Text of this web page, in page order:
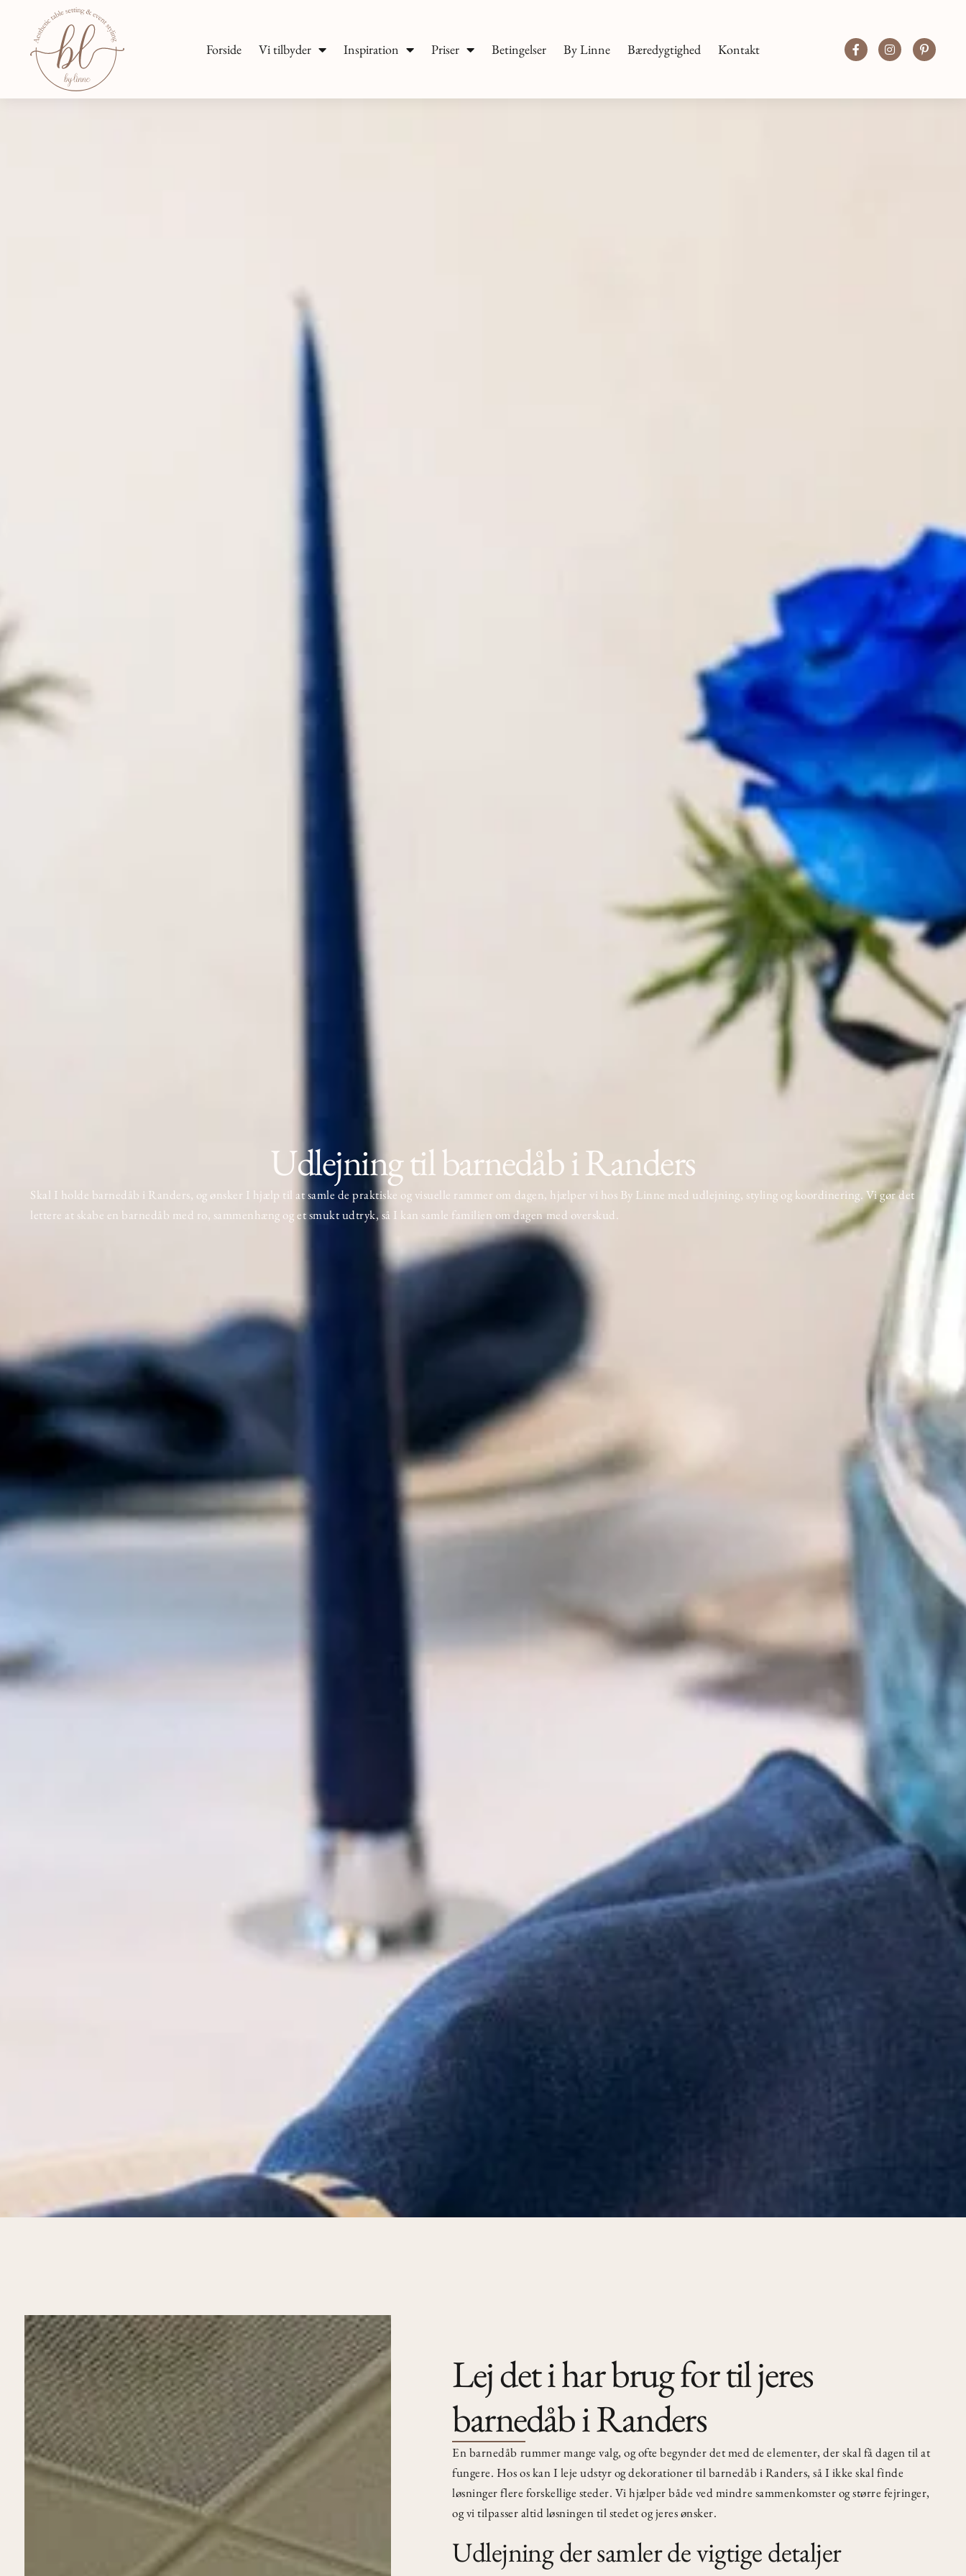
Forside Vi tilbyder Inspiration Priser Betingelser By Linne Bæredygtighed Kontakt
Udlejning til barnedåb i Randers
Skal I holde barnedåb i Randers, og ønsker I hjælp til at samle de praktiske og visuelle rammer om dagen, hjælper vi hos By Linne med udlejning, styling og koordinering. Vi gør det
lettere at skabe en barnedåb med ro, sammenhæng og et smukt udtryk, så I kan samle familien om dagen med overskud.
Lej det i har brug for til jeres
barnedåb i Randers
En barnedåb rummer mange valg, og ofte begynder det med de elementer, der skal få dagen til at
fungere. Hos os kan I leje udstyr og dekorationer til barnedåb i Randers, så I ikke skal finde
løsninger flere forskellige steder. Vi hjælper både ved mindre sammenkomster og større fejringer,
og vi tilpasser altid løsningen til stedet og jeres ønsker.
Udlejning der samler de vigtige detaljer